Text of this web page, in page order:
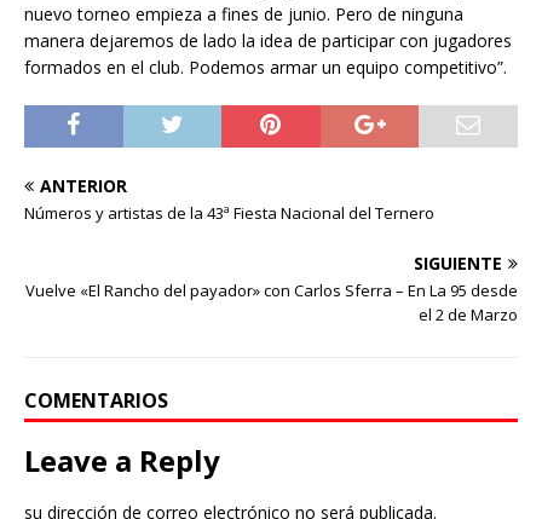
nuevo torneo empieza a fines de junio. Pero de ninguna
manera dejaremos de lado la idea de participar con jugadores
formados en el club. Podemos armar un equipo competitivo”.
ANTERIOR
Números y artistas de la 43ª Fiesta Nacional del Ternero
SIGUIENTE
Vuelve «El Rancho del payador» con Carlos Sferra – En La 95 desde
el 2 de Marzo
COMENTARIOS
Leave a Reply
su dirección de correo electrónico no será publicada.